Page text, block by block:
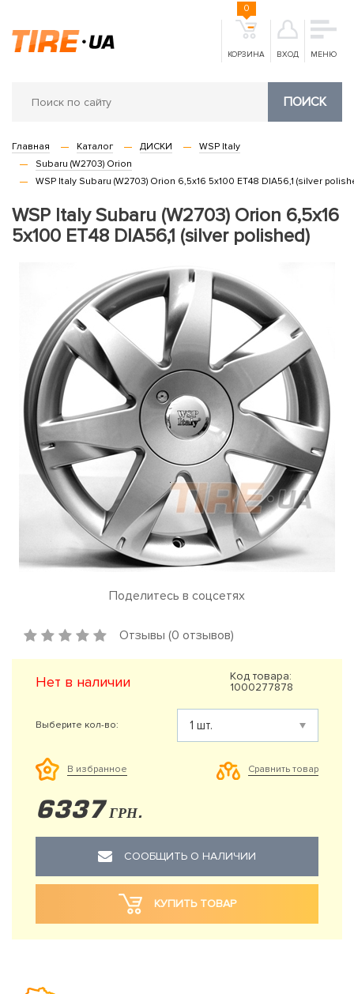
КОРЗИНА
0
ВХОД МЕНЮ
ПОИСК
Главная Каталог ДИСКИ
WSP Italy
Subaru (W2703) Orion
WSP Italy Subaru (W2703) Orion 6,5x16 5x100 ET48 DIA56,1 (silver
WSP Italy Subaru (W2703) Orion 6,5x16
5x100 ET48 DIA56,1 (silver polished)
Поделитесь в соцсетях
Отзывы (0 отзывов)
Нет в наличии
Код товара:
1000277878
Выберите кол-во:
В избранное Сравнить товар
6337 ГРН.
СООБЩИТЬ О НАЛИЧИИ
КУПИТЬ ТОВАР